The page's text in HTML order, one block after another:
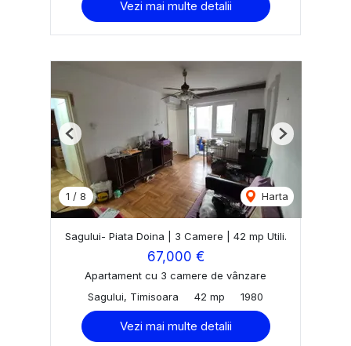
Vezi mai multe detalii
1 / 8 Harta
Previous Next
Sagului- Piata Doina | 3 Camere | 42 mp Utili.
67,000 €
Apartament cu 3 camere de vânzare
Sagului, Timisoara
42 mp 1980
Vezi mai multe detalii